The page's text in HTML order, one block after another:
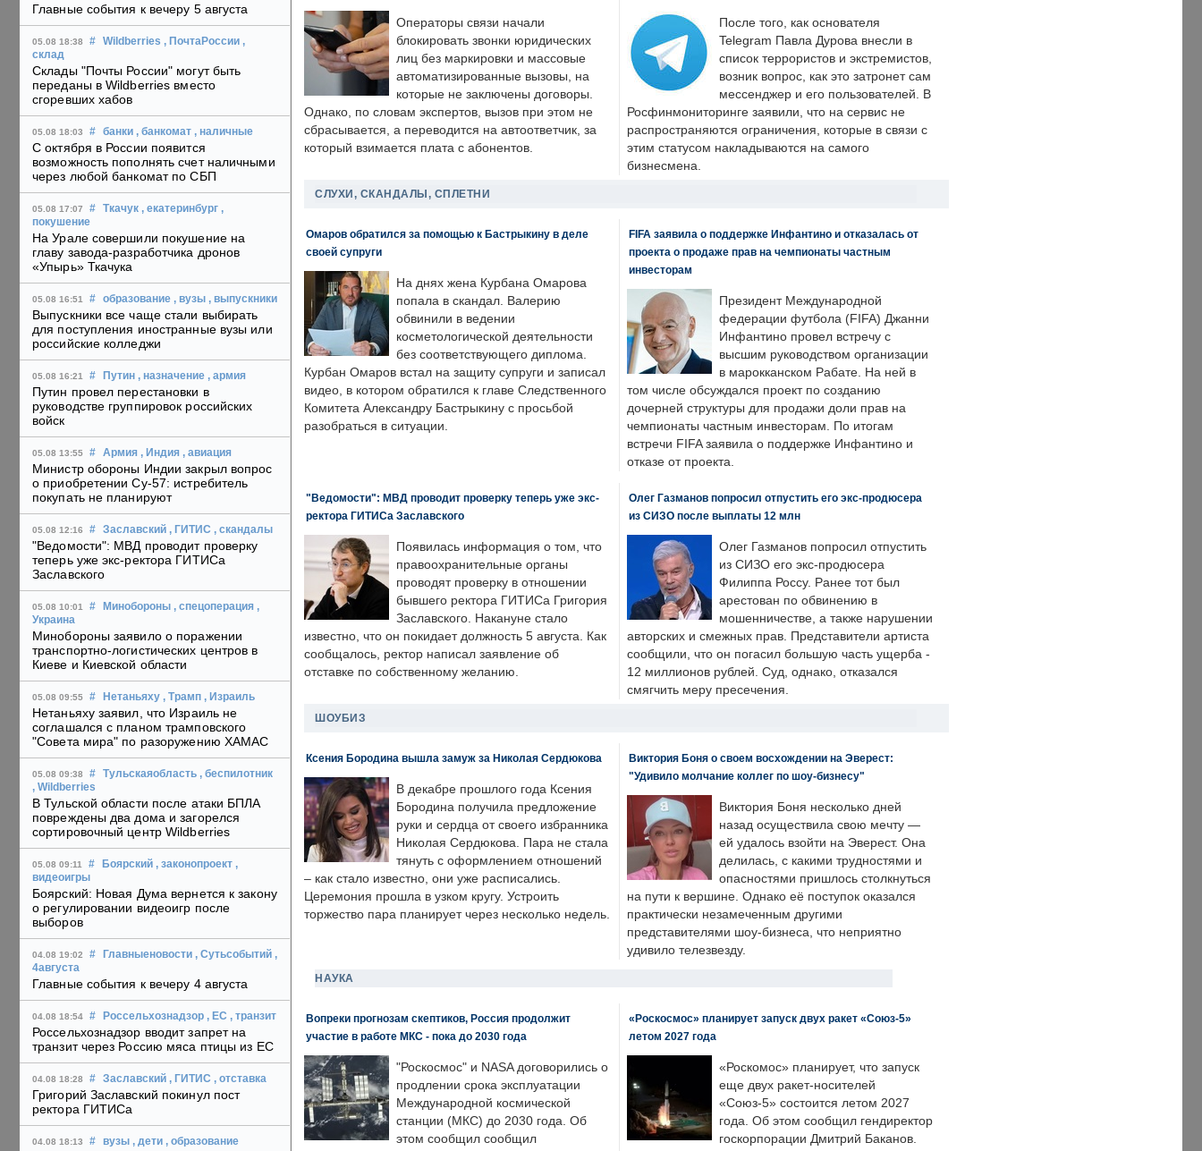
Главные события к вечеру 5 августа
05.08 18:38 # Wildberries , ПочтаРоссии ,
склад
Склады "Почты России" могут быть
переданы в Wildberries вместо
сгоревших хабов
05.08 18:03 # банки , банкомат , наличные
С октября в России появится
возможность пополнять счет наличными
через любой банкомат по СБП
05.08 17:07 # Ткачук , екатеринбург ,
покушение
На Урале совершили покушение на
главу завода-разработчика дронов
«Упырь» Ткачука
05.08 16:51 # образование , вузы , выпускники
Выпускники все чаще стали выбирать
для поступления иностранные вузы или
российские колледжи
05.08 16:21 # Путин , назначение , армия
Путин провел перестановки в
руководстве группировок российских
войск
05.08 13:55 # Армия , Индия , авиация
Министр обороны Индии закрыл вопрос
о приобретении Су-57: истребитель
покупать не планируют
05.08 12:16 # Заславский , ГИТИС , скандалы
"Ведомости": МВД проводит проверку
теперь уже экс-ректора ГИТИСа
Заславского
05.08 10:01 # Минобороны , спецоперация ,
Украина
Минобороны заявило о поражении
транспортно-логистических центров в
Киеве и Киевской области
05.08 09:55 # Нетаньяху , Трамп , Израиль
Нетаньяху заявил, что Израиль не
соглашался с планом трамповского
"Совета мира" по разоружению ХАМАС
05.08 09:38 # Тульскаяобласть , беспилотник
, Wildberries
В Тульской области после атаки БПЛА
повреждены два дома и загорелся
сортировочный центр Wildberries
05.08 09:11 # Боярский , законопроект ,
видеоигры
Боярский: Новая Дума вернется к закону
о регулировании видеоигр после
выборов
04.08 19:02 # Главныеновости , Сутьсобытий ,
4августа
Главные события к вечеру 4 августа
04.08 18:54 # Россельхознадзор , ЕС , транзит
Россельхознадзор вводит запрет на
транзит через Россию мяса птицы из ЕС
04.08 18:28 # Заславский , ГИТИС , отставка
Григорий Заславский покинул пост
ректора ГИТИСа
04.08 18:13 # вузы , дети , образование
Операторы связи начали
блокировать звонки юридических
лиц без маркировки и массовые
автоматизированные вызовы, на
которые не заключены договоры.
Однако, по словам экспертов, вызов при этом не
сбрасывается, а переводится на автоответчик, за
который взимается плата с абонентов.
После того, как основателя
Telegram Павла Дурова внесли в
список террористов и экстремистов,
возник вопрос, как это затронет сам
мессенджер и его пользователей. В
Росфинмониторинге заявили, что на сервис не
распространяются ограничения, которые в связи с
этим статусом накладываются на самого
бизнесмена.
СЛУХИ, СКАНДАЛЫ, СПЛЕТНИ
Омаров обратился за помощью к Бастрыкину в деле
своей супруги
На днях жена Курбана Омарова
попала в скандал. Валерию
обвинили в ведении
косметологической деятельности
без соответствующего диплома.
Курбан Омаров встал на защиту супруги и записал
видео, в котором обратился к главе Следственного
Комитета Александру Бастрыкину с просьбой
разобраться в ситуации.
FIFA заявила о поддержке Инфантино и отказалась от
проекта о продаже прав на чемпионаты частным
инвесторам
Президент Международной
федерации футбола (FIFA) Джанни
Инфантино провел встречу с
высшим руководством организации
в марокканском Рабате. На ней в
том числе обсуждался проект по созданию
дочерней структуры для продажи доли прав на
чемпионаты частным инвесторам. По итогам
встречи FIFA заявила о поддержке Инфантино и
отказе от проекта.
"Ведомости": МВД проводит проверку теперь уже экс-
ректора ГИТИСа Заславского
Появилась информация о том, что
правоохранительные органы
проводят проверку в отношении
бывшего ректора ГИТИСа Григория
Заславского. Накануне стало
известно, что он покидает должность 5 августа. Как
сообщалось, ректор написал заявление об
отставке по собственному желанию.
Олег Газманов попросил отпустить его экс-продюсера
из СИЗО после выплаты 12 млн
Олег Газманов попросил отпустить
из СИЗО его экс-продюсера
Филиппа Россу. Ранее тот был
арестован по обвинению в
мошенничестве, а также нарушении
авторских и смежных прав. Представители артиста
сообщили, что он погасил большую часть ущерба -
12 миллионов рублей. Суд, однако, отказался
смягчить меру пресечения.
ШОУБИЗ
Ксения Бородина вышла замуж за Николая Сердюкова
В декабре прошлого года Ксения
Бородина получила предложение
руки и сердца от своего избранника
Николая Сердюкова. Пара не стала
тянуть с оформлением отношений
– как стало известно, они уже расписались.
Церемония прошла в узком кругу. Устроить
торжество пара планирует через несколько недель.
Виктория Боня о своем восхождении на Эверест:
"Удивило молчание коллег по шоу-бизнесу"
Виктория Боня несколько дней
назад осуществила свою мечту —
ей удалось взойти на Эверест. Она
делилась, с какими трудностями и
опасностями пришлось столкнуться
на пути к вершине. Однако её поступок оказался
практически незамеченным другими
представителями шоу-бизнеса, что неприятно
удивило телезвезду.
НАУКА
Вопреки прогнозам скептиков, Россия продолжит
участие в работе МКС - пока до 2030 года
"Роскосмос" и NASA договорились о
продлении срока эксплуатации
Международной космической
станции (МКС) до 2030 года. Об
этом сообщил сообщил
«Роскосмос» планирует запуск двух ракет «Союз-5»
летом 2027 года
«Роскомос» планирует, что запуск
еще двух ракет-носителей
«Союз-5» состоится летом 2027
года. Об этом сообщил гендиректор
госкорпорации Дмитрий Баканов.